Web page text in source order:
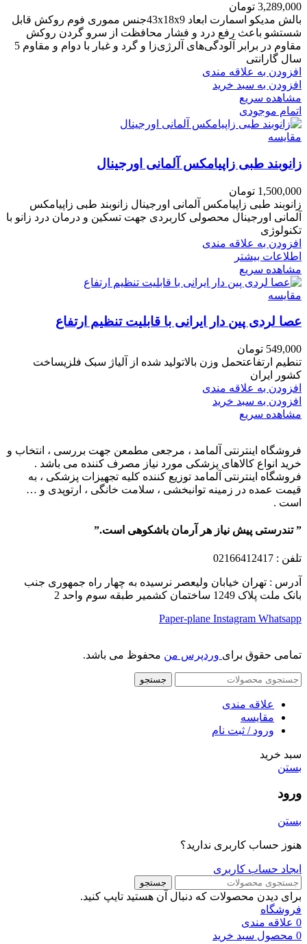
3,289,000 تومان
بالش مدیکو اسمارت ابعاد 43x18x9جنس مموری فوم روکش قابل
شستشو باعث رفع درد و فشار محافظت از سرو گردن روکش
مقاوم در برابر آلودگی‌های آلرژی‌زا و گرد و غبار با دوام و مقاوم 5
سال گارانتی
افزودن به علاقه مندی
افزودن به سبد خرید
مشاهده سریع
اتمام موجودی
مقایسه
زانوبند طبی زاپیامکس آلمانی اورجینال
1,500,000 تومان
زانوبند طبی زاپیامکس آلمانی اورجینال زانوبند طبی زاپیامکس
آلمانی اورجینال محصولی کاربردی جهت تسکین و درمان درد زانو با
تکنولوژی
افزودن به علاقه مندی
اطلاعات بیشتر
مشاهده سریع
مقایسه
عصا لردی پین دار ایرانی با قابلیت تنظیم ارتفاع
549,000 تومان
تنطیم ارتفاعتحمل وزن بالاتولید شده از آلیاژ سبک فلزیساخت
کشور ایران
افزودن به علاقه مندی
افزودن به سبد خرید
مشاهده سریع
فروشگاه اینترنتی آلمامد ، مرجعی مطمعن جهت بررسی ، انتخاب و
خرید انواع کالاهای پزشکی مورد نیاز مصرف کننده می باشد .
فروشگاه اینترنتی آلمامد توزیع کننده کلیه تجهیزات پزشکی ، به
قیمت عمده در زمینه توانبخشی ، سلامت خانگی ، ارتوپدی و …
است .
” تندرستی پیش نیاز هر آرمان باشکوهی است.”
تلفن : 02166412417
آدرس : تهران خیابان ولیعصر نرسیده به چهار راه جمهوری جنب
بانک ملت پلاک 1249 ساختمان کشمیر طبقه سوم واحد 2
Paper-plane Instagram Whatsapp
تمامی حقوق برای وردپرس من محفوظ می باشد.
جستجو
علاقه مندی
مقایسه
ورود / ثبت نام
سبد خرید
بستن
ورود
بستن
هنوز حساب کاربری ندارید؟
ایجاد حساب کاربری
جستجو
برای دیدن محصولات که دنبال آن هستید تایپ کنید.
فروشگاه
0 علاقه مندی
0 محصول سبد خرید